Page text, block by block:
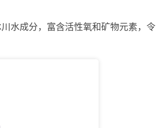
水成分，富含活性氧和矿物元素，令